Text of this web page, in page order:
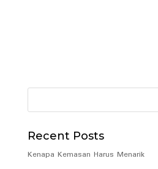
Recent Posts
Kenapa Kemasan Harus Menarik